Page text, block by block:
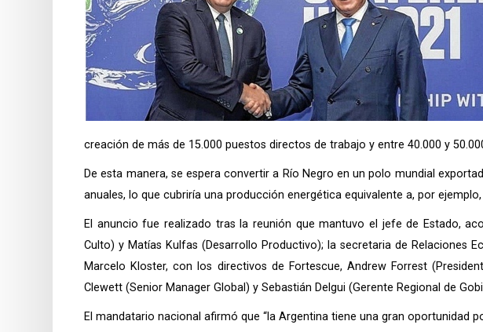
creación de más de 15.000 puestos directos de trabajo y entre 40.000 y
De esta manera, se espera convertir a Río Negro en un polo mundial
anuales, lo que cubriría una producción energética equivalente a, por
El anuncio fue realizado tras la reunión que mantuvo el jefe de Estado,
Culto) y Matías Kulfas (Desarrollo Productivo); la secretaria de Relaciones
Marcelo Kloster, con los directivos de Fortescue, Andrew Forrest
Clewett (Senior Manager Global) y Sebastián Delgui (Gerente Regional de
El mandatario nacional afirmó que “la Argentina tiene una gran oportunidad